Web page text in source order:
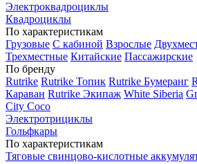
Электроквадроциклы
Квадроциклы
По характеристикам
Грузовые С кабиной Взрослые
Трехместные Китайские Пассажирские
По бренду
Rutrike Rutrike Топик Rutrike Бумеранг
Караван Rutrike Экипаж White Siberia
City Coco
Электротрициклы
Гольфкары
По характеристикам
Тяговые свинцово-кислотные